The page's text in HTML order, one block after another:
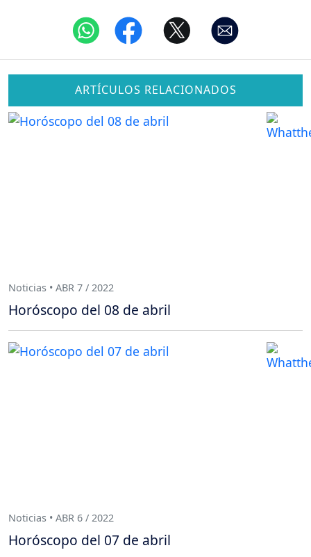
ARTÍCULOS RELACIONADOS
Noticias • ABR 7 / 2022
Horóscopo del 08 de abril
Noticias • ABR 6 / 2022
Horóscopo del 07 de abril